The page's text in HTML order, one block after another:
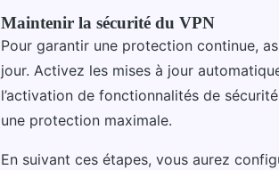
Maintenir la sécurité du VPN
Pour garantir une protection continue,
jour. Activez les mises à jour
l’activation de fonctionnalités de
une protection maximale.
En suivant ces étapes, vous aurez